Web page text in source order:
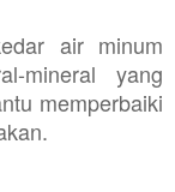
air minum
mineral yang
memperbaiki